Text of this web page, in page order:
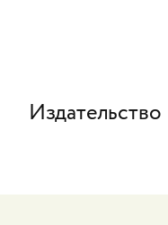
Издательство